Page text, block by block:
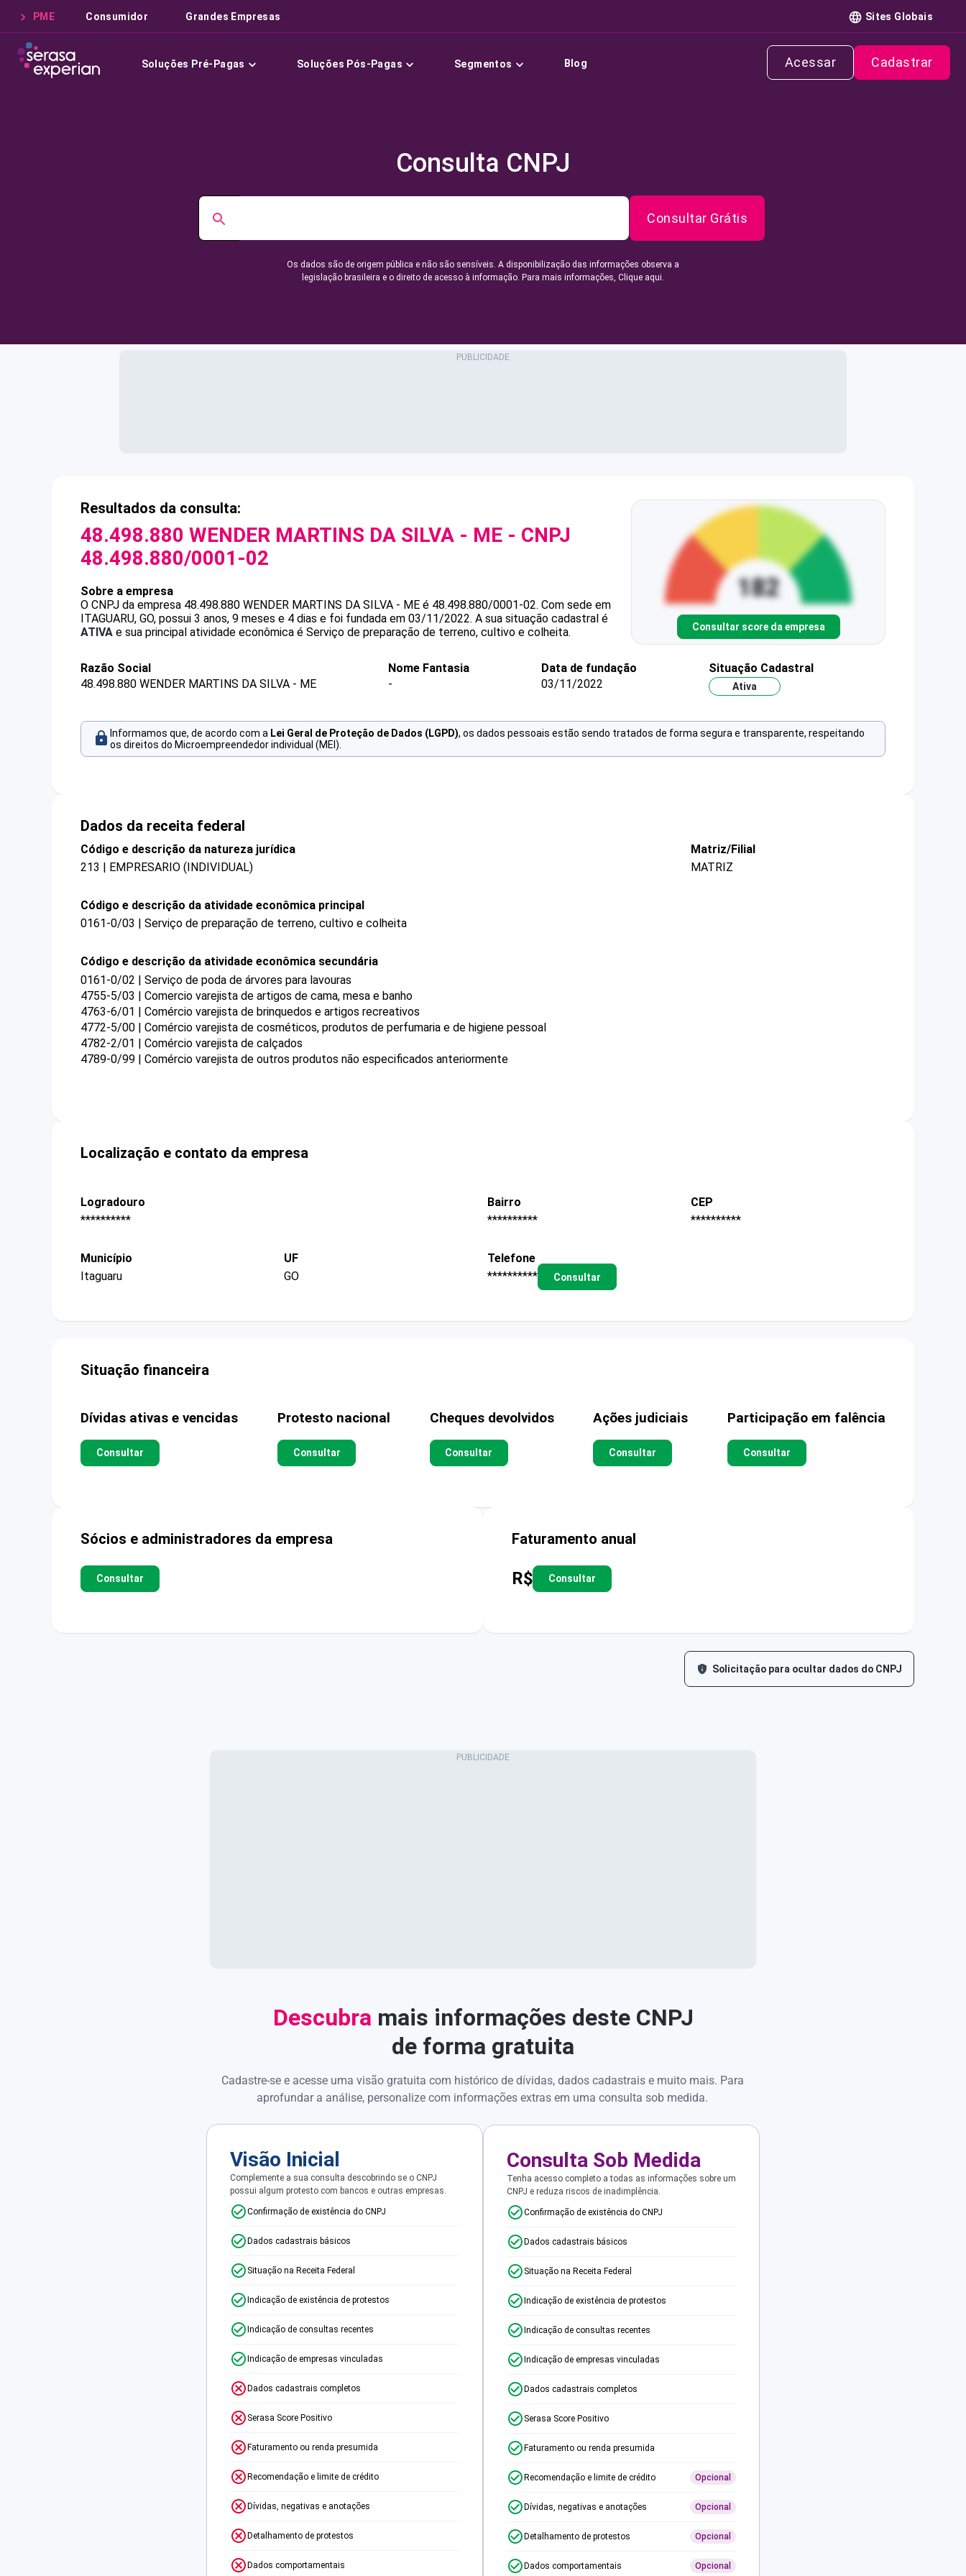
PME Consumidor Grandes Empresas Sites Globais
Soluções Pré-Pagas Soluções Pós-Pagas Segmentos Blog Acessar Cadastrar
Consulta CNPJ
Consultar Grátis
Os dados são de origem pública e não são sensíveis. A disponibilização das informações observa a
legislação brasileira e o direito de acesso à informação. Para mais informações, Clique aqui.
Resultados da consulta:
48.498.880 WENDER MARTINS DA SILVA - ME - CNPJ
48.498.880/0001-02
Sobre a empresa
O CNPJ da empresa 48.498.880 WENDER MARTINS DA SILVA - ME é 48.498.880/0001-02. Com sede em
ITAGUARU, GO, possui 3 anos, 9 meses e 4 dias e foi fundada em 03/11/2022. A sua situação cadastral é
ATIVA e sua principal atividade econômica é Serviço de preparação de terreno, cultivo e colheita. Consultar score da empresa
Razão Social
48.498.880 WENDER MARTINS DA SILVA - ME
Nome Fantasia
-
Data de fundação
03/11/2022
Situação Cadastral
Ativa
Informamos que, de acordo com a Lei Geral de Proteção de Dados (LGPD), os dados pessoais estão sendo tratados de forma segura e transparente, respeitando
os direitos do Microempreendedor individual (MEI).
Dados da receita federal
Código e descrição da natureza jurídica
213 | EMPRESARIO (INDIVIDUAL)
Matriz/Filial
MATRIZ
Código e descrição da atividade econômica principal
0161-0/03 | Serviço de preparação de terreno, cultivo e colheita
Código e descrição da atividade econômica secundária
0161-0/02 | Serviço de poda de árvores para lavouras
4755-5/03 | Comercio varejista de artigos de cama, mesa e banho
4763-6/01 | Comércio varejista de brinquedos e artigos recreativos
4772-5/00 | Comércio varejista de cosméticos, produtos de perfumaria e de higiene pessoal
4782-2/01 | Comércio varejista de calçados
4789-0/99 | Comércio varejista de outros produtos não especificados anteriormente
Localização e contato da empresa
Logradouro
**********
Bairro
**********
CEP
**********
Município
Itaguaru
UF
GO
Telefone
**********
Consultar
Situação financeira
Dívidas ativas e vencidas
Consultar
Protesto nacional
Consultar
Cheques devolvidos
Consultar
Ações judiciais
Consultar
Participação em falência
Consultar
Sócios e administradores da empresa
Consultar
Faturamento anual
R$ Consultar
Solicitação para ocultar dados do CNPJ
Descubra mais informações deste CNPJ
de forma gratuita
Cadastre-se e acesse uma visão gratuita com histórico de dívidas, dados cadastrais e muito mais. Para
aprofundar a análise, personalize com informações extras em uma consulta sob medida.
Visão Inicial
Complemente a sua consulta descobrindo se o CNPJ
possui algum protesto com bancos e outras empresas.
Confirmação de existência do CNPJ
Dados cadastrais básicos
Situação na Receita Federal
Indicação de existência de protestos
Indicação de consultas recentes
Indicação de empresas vinculadas
Dados cadastrais completos
Serasa Score Positivo
Faturamento ou renda presumida
Recomendação e limite de crédito
Dívidas, negativas e anotações
Detalhamento de protestos
Dados comportamentais
Consulta Sob Medida
Tenha acesso completo a todas as informações sobre um
CNPJ e reduza riscos de inadimplência.
Confirmação de existência do CNPJ
Dados cadastrais básicos
Situação na Receita Federal
Indicação de existência de protestos
Indicação de consultas recentes
Indicação de empresas vinculadas
Dados cadastrais completos
Serasa Score Positivo
Faturamento ou renda presumida
Recomendação e limite de crédito Opcional
Dívidas, negativas e anotações Opcional
Detalhamento de protestos Opcional
Dados comportamentais Opcional